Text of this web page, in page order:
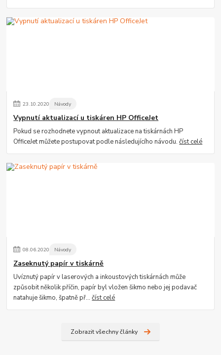
23.10.2020 Návody
Vypnutí aktualizací u tiskáren HP OfficeJet
Pokud se rozhodnete vypnout aktualizace na tiskárnách HP
OfficeJet můžete postupovat podle následujícího návodu.číst celé
08.06.2020 Návody
Zaseknutý papír v tiskárně
Uvíznutý papír v laserových a inkoustových tiskárnách může
způsobit několik příčin, papír byl vložen šikmo nebo jej podavač
natahuje šikmo, špatně př...číst celé
Zobrazit všechny články